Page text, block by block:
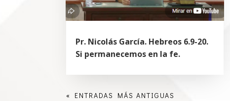
Pr. Nicolás García. Hebreos 6.9-20.
Si permanecemos en la fe.
« ENTRADAS MÁS ANTIGUAS